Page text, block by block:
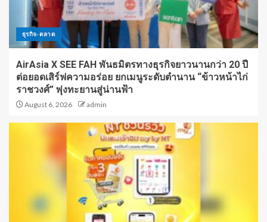
ธุรกิจ-ตลาด
AirAsia X SEE FAH พันธมิตรทางธุรกิจยาวนานกว่า 20 ปี
ต่อยอดเสิร์ฟความอร่อย ยกเมนูระดับตำนาน “ข้าวหน้าไก่
ราชวงศ์” พุ่งทะยานสู่น่านฟ้า
August 6, 2026 admin